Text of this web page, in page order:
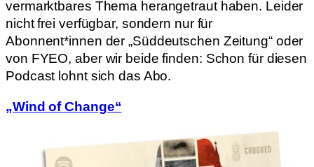
vermarktbares Thema herangetraut haben. Leider
nicht frei verfügbar, sondern nur für
Abonnent*innen der „Süddeutschen Zeitung“ oder
von FYEO, aber wir beide finden: Schon für diesen
Podcast lohnt sich das Abo.
„Wind of Change“